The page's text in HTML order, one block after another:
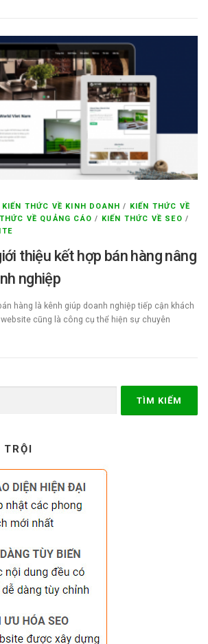
KIẾN THỨC VỀ KINH DOANH /
KIẾN THỨC VỀ
VỀ QUẢNG CÁO / KIẾN THỨC VỀ SEO /
thiệu kết hợp bán hàng nâng
nghiệp
hàng là kênh giúp doanh nghiệp tiếp cận khách
website cũng là công cụ thể hiện sự chuyên